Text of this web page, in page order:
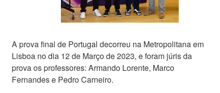
A prova final de Portugal decorreu na Metropolitana em
Lisboa no dia 12 de Março de 2023, e foram júris da
prova os professores: Armando Lorente, Marco
Fernandes e Pedro Carneiro.